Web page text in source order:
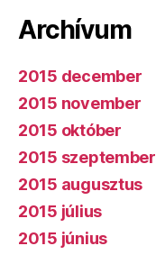
Archívum
2015 december
2015 november
2015 október
2015 szeptember
2015 augusztus
2015 július
2015 június